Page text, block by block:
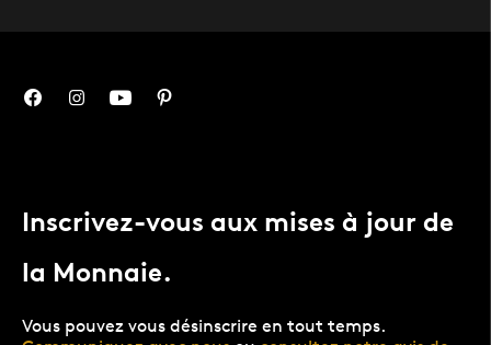
Inscrivez-vous aux mises à jour de
la Monnaie.
Vous pouvez vous désinscrire en tout temps.